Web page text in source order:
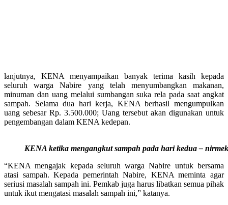
lanjutnya, KENA menyampaikan banyak terima kasih kepada
seluruh warga Nabire yang telah menyumbangkan makanan,
minuman dan uang melalui sumbangan suka rela pada saat angkat
sampah. Selama dua hari kerja, KENA berhasil mengumpulkan
uang sebesar Rp. 3.500.000; Uang tersebut akan digunakan untuk
pengembangan dalam KENA kedepan.
KENA ketika mengangkut sampah pada hari kedua –
“KENA mengajak kepada seluruh warga Nabire untuk bersama
atasi sampah. Kepada pemerintah Nabire, KENA meminta agar
seriusi masalah sampah ini. Pemkab juga harus libatkan semua pihak
untuk ikut mengatasi masalah sampah ini,” katanya.